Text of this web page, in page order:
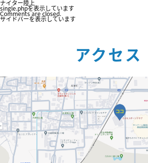
ナイター陸上
single.phpを表示しています
Comments are closed.
サイドバーを表示しています
アクセス